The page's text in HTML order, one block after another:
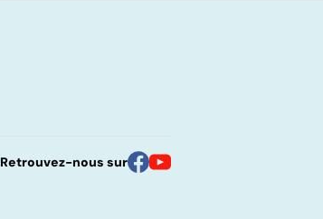
Retrouvez-nous sur